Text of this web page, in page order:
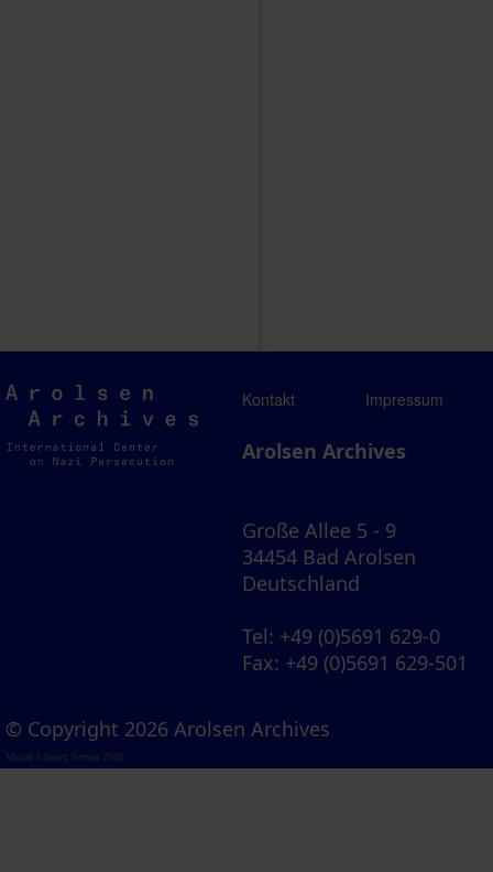
Arolsen
Archives
Kontakt Impressum
Arolsen Archives
Große Allee 5 - 9
34454 Bad Arolsen
Deutschland
Tel: +49 (0)5691 629-0
Fax: +49 (0)5691 629-501
© Copyright 2026 Arolsen Archives
Visual Library Server 2026